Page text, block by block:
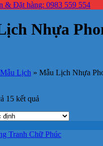
& Đặt hàng: 0983 559 554
Nhựa
Mẫu Lịch » Mẫu Lịch Nhựa
15 kết quả